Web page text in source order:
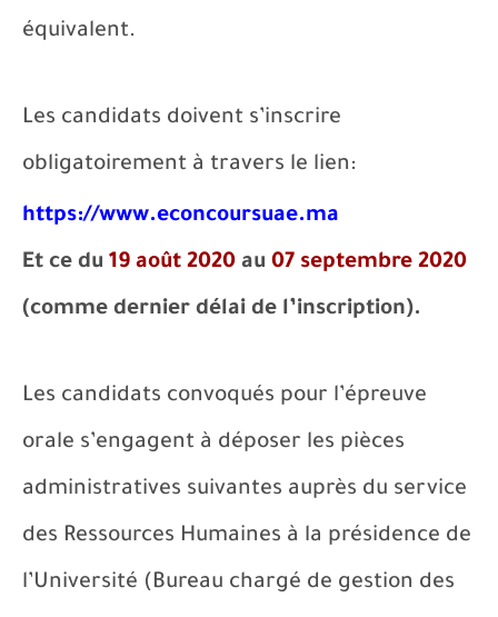
équivalent.
Les candidats doivent s’inscrire
obligatoirement à travers le lien:
https://www.econcoursuae.ma
Et ce du 19 août 2020 au 07 septembre 2020
(comme dernier délai de l’inscription).
Les candidats convoqués pour l’épreuve
orale s’engagent à déposer les pièces
administratives suivantes auprès du service
des Ressources Humaines à la présidence de
l’Université (Bureau chargé de gestion des